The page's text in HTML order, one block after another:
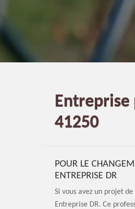
Entreprise
41250
POUR LE
ENTREPRISE DR
Si vous avez un projet
Entreprise DR. Ce